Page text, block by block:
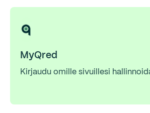
MyQred
Kirjaudu omille sivuillesi